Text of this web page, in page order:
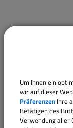
2023
(67,54
Um Ihnen ein
wir auf dieser
Präferenzen Ihre
Betätigen des
Verwendung aller